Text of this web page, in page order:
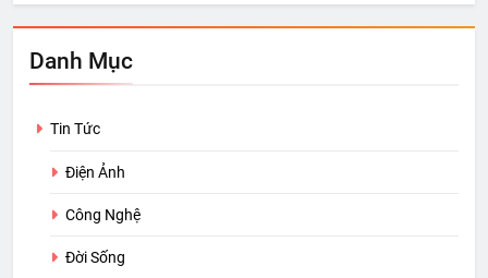
Danh Mục
Tin Tức
Điện Ảnh
Công Nghệ
Đời Sống